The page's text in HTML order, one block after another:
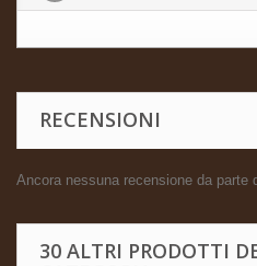
RECENSIONI
Ancora nessuna recensione da parte
30 ALTRI PRODOTTI